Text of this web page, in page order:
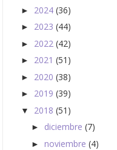
► 2024 (36)
► 2023 (44)
► 2022 (42)
► 2021 (51)
► 2020 (38)
► 2019 (39)
▼ 2018 (51)
► diciembre (7)
► noviembre (4)